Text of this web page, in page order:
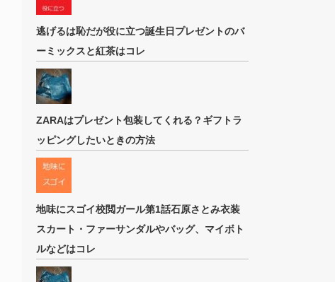
逃げるは恥だが役に立つ誕生日プレゼントのバ
ーミックスと紅茶はコレ
ZARAはプレゼント包装してくれる？ギフトラ
ッピングしたいときの方法
地味にスゴイ校閲ガール第1話石原さとみ衣装
スカート・ファーサンダルやバッグ、マイボト
ルなどはコレ